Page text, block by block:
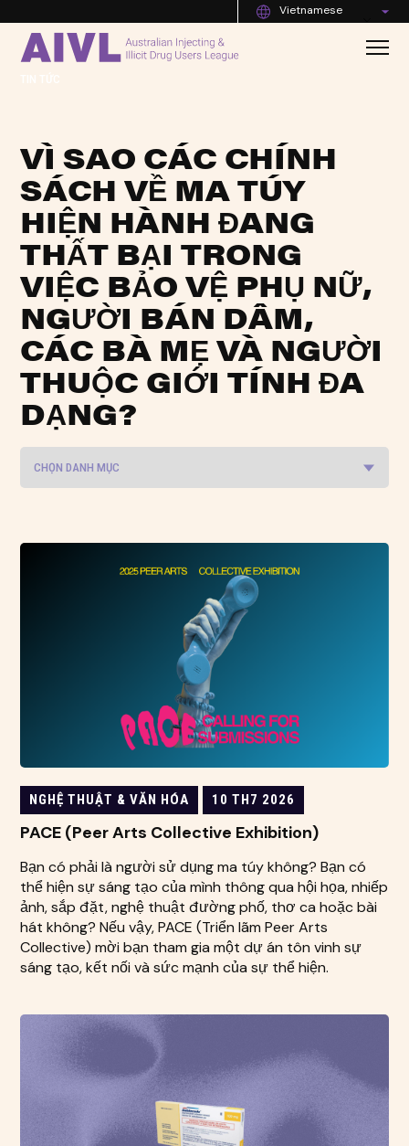
Vietnamese
VÌ SAO CÁC CHÍNH
SÁCH VỀ MA TÚY
HIỆN HÀNH ĐANG
THẤT BẠI TRONG
VIỆC BẢO VỆ PHỤ NỮ,
NGƯỜI BÁN DÂM,
CÁC BÀ MẸ VÀ NGƯỜI
THUỘC GIỚI TÍNH ĐA
DẠNG?
NGHỆ THUẬT & VĂN HÓA 10 TH7 2026
PACE (Peer Arts Collective Exhibition)
Bạn có phải là người sử dụng ma túy không? Bạn có
thể hiện sự sáng tạo của mình thông qua hội họa, nhiếp
ảnh, sắp đặt, nghệ thuật đường phố, thơ ca hoặc bài
hát không? Nếu vậy, PACE (Triển lãm Peer Arts
Collective) mời bạn tham gia một dự án tôn vinh sự
sáng tạo, kết nối và sức mạnh của sự thể hiện.